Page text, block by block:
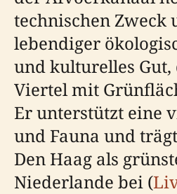
technischen Zweck
lebendiger
und kulturelles Gut,
Viertel mit
Er unterstützt eine
und Fauna und
Den Haag als
Niederlande bei (